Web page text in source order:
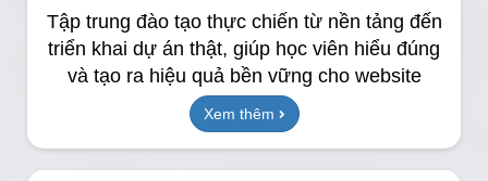
Tập trung đào tạo thực chiến từ nền tảng đến
triển khai dự án thật, giúp học viên hiểu đúng
và tạo ra hiệu quả bền vững cho website
Xem thêm